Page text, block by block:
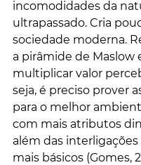
incomodidades da
ultrapassado. Cria
sociedade moderna.
a pirâmide de Maslow
multiplicar valor
seja, é preciso prover
para o melhor
com mais atributos
além das
mais básicos (Gomes,